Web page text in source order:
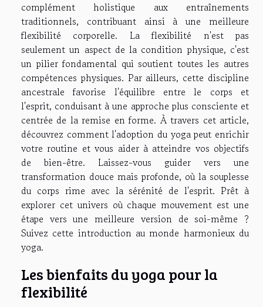
complément holistique aux entraînements
traditionnels, contribuant ainsi à une meilleure
flexibilité corporelle. La flexibilité n'est pas
seulement un aspect de la condition physique, c'est
un pilier fondamental qui soutient toutes les autres
compétences physiques. Par ailleurs, cette discipline
ancestrale favorise l'équilibre entre le corps et
l'esprit, conduisant à une approche plus consciente et
centrée de la remise en forme. À travers cet article,
découvrez comment l'adoption du yoga peut enrichir
votre routine et vous aider à atteindre vos objectifs
de bien-être. Laissez-vous guider vers une
transformation douce mais profonde, où la souplesse
du corps rime avec la sérénité de l'esprit. Prêt à
explorer cet univers où chaque mouvement est une
étape vers une meilleure version de soi-même ?
Suivez cette introduction au monde harmonieux du
yoga.
Les bienfaits du yoga pour la
flexibilité